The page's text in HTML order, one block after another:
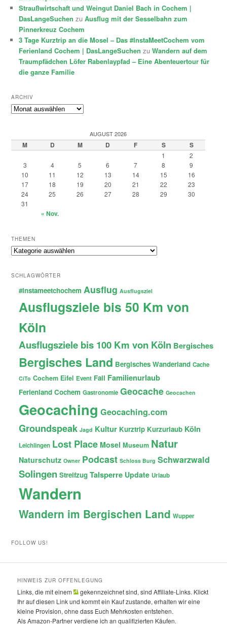
Straußwirtschaft und Weingut Daniel Bach in Cochem |
DasLangeSuchen zuAusflug mit der Sesselbahn zum
Pinnerkreuz Cochem
3 Tage Kurztrip an die Mosel – Das #InstaMeetCochem vom
Ferienland Cochem | DasLangeSuchen zuWandern auf dem
Traumpfädchen Löfer Rabenlaypfad – Eine Abenteuertour für
die ganze Familie
ARCHIV
Archiv
AUGUST 2026
M D M D F S S
1
2
3
4 5 6 7 8
9
10
11 12 13 14 15
16
17
18 19 20 21 22
23
24
25 26 27 28 29
30
31
« Nov.
THEMEN
Themen
SCHLAGWÖRTER
#instameetchochem Ausflug Ausflugsziel
Ausflugsziele bis 50 Km von
Köln
Ausflugsziele bis 100 Km von Köln Bergisches
Bergisches Land Bergisches Wanderland Cache
CiTo Cochem Eifel Event Fail Familienurlaub
Ferienland Cochem Gastronomie Geocache Geocachen
Geocaching Geocaching.com
Groundspeak Jagd Kultur Kurztrip Kurzurlaub Köln
Leichlingen Lost Place Mosel Museum Natur
Naturschutz Owner Podcast Schloss Burg Schwarzwald
Solingen Streifzug Talsperre Update Urlaub
Wandern
Wandern im Bergischen Land Wupper
FOLLOW US!
HINWEIS ZUR OFFENLEGUNG
Links, die mit einem
gekennzeichnet sind, sind Affiliate-Links. Klickt
Ihr auf diesen Link und kommt ein Kauf zustande, erhalten wir eine
kleine Provision, ohne dass Euch Mehrkosten entstehen.
Als Amazon-Partner verdiene ich an qualifizierten Käufen.